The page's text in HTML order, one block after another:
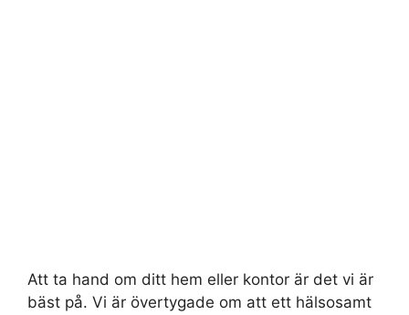
Att ta hand om ditt hem eller kontor är det vi är
bäst på. Vi är övertygade om att ett hälsosamt